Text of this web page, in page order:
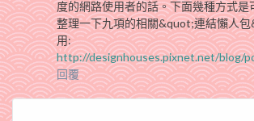
度的網路使用者的話。下面幾種方式
整理一下九項的相關&quot;連結懶人
用:
http://designhouses.pixnet.net/blog/
回覆